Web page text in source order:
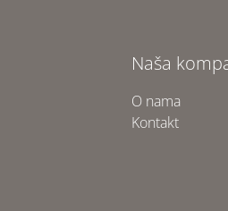
Naša
O nama
Kontakt